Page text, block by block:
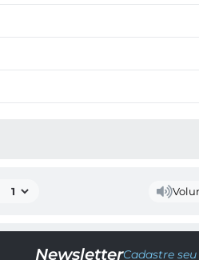
NewsletterCadastre